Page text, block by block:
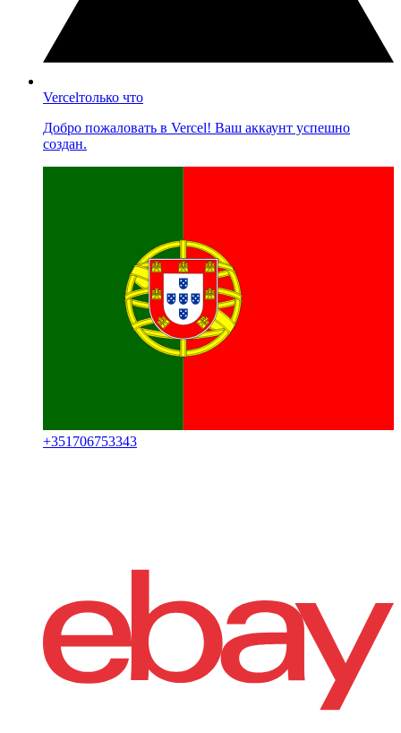
Vercelтолько что
Добро пожаловать в Vercel! Ваш аккаунт успешно
создан.
+351706753343